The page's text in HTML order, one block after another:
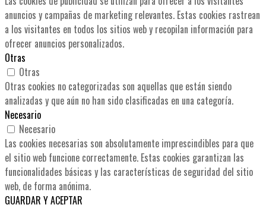
anuncios y campañas de marketing relevantes. Estas cookies rastrean
a los visitantes en todos los sitios web y recopilan información para
ofrecer anuncios personalizados.
Otras
Otras
Otras cookies no categorizadas son aquellas que están siendo
analizadas y que aún no han sido clasificadas en una categoría.
Necesario
Necesario
Las cookies necesarias son absolutamente imprescindibles para que
el sitio web funcione correctamente. Estas cookies garantizan las
funcionalidades básicas y las características de seguridad del sitio
web, de forma anónima.
GUARDAR Y ACEPTAR